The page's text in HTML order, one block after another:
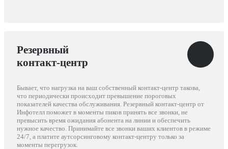
Резервный
контакт-центр
Бывает, что нагрузка на ваш собственный контакт-центр такова,
что периодически происходит превышение пороговых
показателей качества обслуживания. Резервный контакт-центр от
Инфотелл поможет в моменты пиков принять все звонки, не
превысить время ожидания абонента на линии и обеспечить
нужное качество. Принимайте все звонки ваших клиентов в режиме
24/7, а платите аутсорсинговому контакт-центру только за
моменты перегрузок.